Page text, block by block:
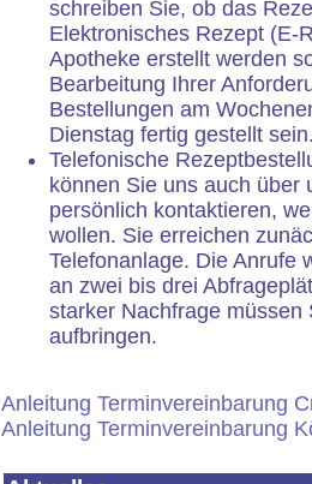
schreiben Sie, ob das
Elektronisches Rezept (E-
Apotheke erstellt werden
Bearbeitung Ihrer
Bestellungen am
Dienstag fertig gestellt
Telefonische
können Sie uns auch über
persönlich kontaktieren,
wollen. Sie erreichen
Telefonanlage. Die Anrufe
an zwei bis drei
starker Nachfrage
aufbringen.
Anleitung Terminvereinbarung
Anleitung Terminvereinbarung